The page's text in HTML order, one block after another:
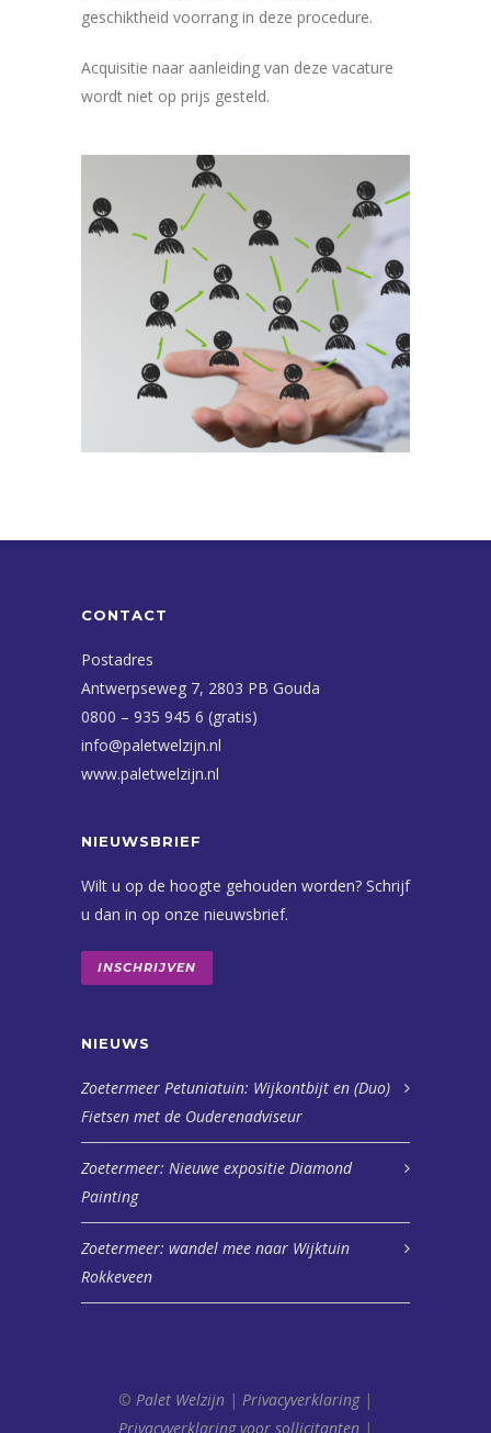
geschiktheid voorrang in deze procedure.
Acquisitie naar aanleiding van deze vacature
wordt niet op prijs gesteld.
CONTACT
Postadres
Antwerpseweg 7, 2803 PB Gouda
0800 – 935 945 6 (gratis)
info@paletwelzijn.nl
www.paletwelzijn.nl
NIEUWSBRIEF
Wilt u op de hoogte gehouden worden? Schrijf
u dan in op onze nieuwsbrief.
INSCHRIJVEN
NIEUWS
Zoetermeer Petuniatuin: Wijkontbijt en (Duo)
Fietsen met de Ouderenadviseur
Zoetermeer: Nieuwe expositie Diamond
Painting
Zoetermeer: wandel mee naar Wijktuin
Rokkeveen
© Palet Welzijn | Privacyverklaring|
Privacyverklaring voor sollicitanten |